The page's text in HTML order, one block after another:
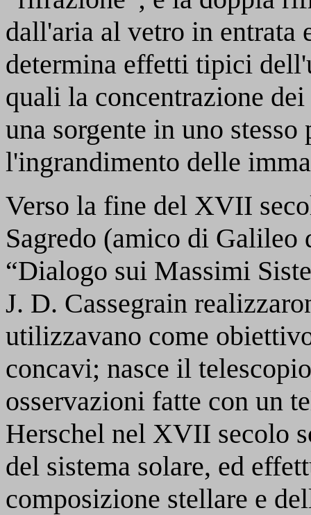
dall'aria al vetro in entrata
determina effetti tipici
quali la concentrazione
una sorgente in uno
l'ingrandimento delle
Verso la fine del XVII
Sagredo (amico di Galileo
“Dialogo sui Massimi
J. D. Cassegrain
utilizzavano come
concavi; nasce il
osservazioni fatte con un
Herschel nel XVII secolo
del sistema solare, ed
composizione stellare e